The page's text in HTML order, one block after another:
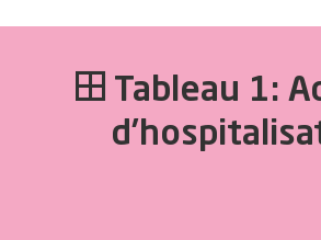
Tableau 1: